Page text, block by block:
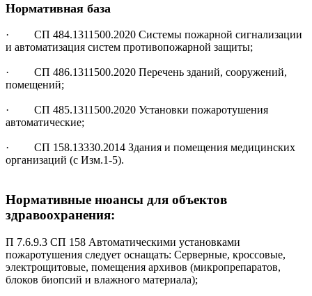
Нормативная база
· СП 484.1311500.2020 Системы пожарной сигнализации
и автоматизация систем противопожарной защиты;
· СП 486.1311500.2020 Перечень зданий, сооружений,
помещений;
· СП 485.1311500.2020 Установки пожаротушения
автоматические;
· СП 158.13330.2014 Здания и помещения медицинских
организаций (с Изм.1-5).
Нормативные нюансы для объектов
здравоохранения:
П 7.6.9.3 СП 158 Автоматическими установками
пожаротушения следует оснащать: Серверные, кроссовые,
электрощитовые, помещения архивов (микропрепаратов,
блоков биопсий и влажного материала);